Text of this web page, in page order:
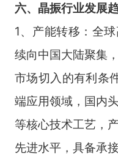
六、 晶振行业发展
1、产能转移：全
续向中国大陆聚集
市场切入的有利条
端应用领域，国内
等核心技术工艺，
先进水平，具备承